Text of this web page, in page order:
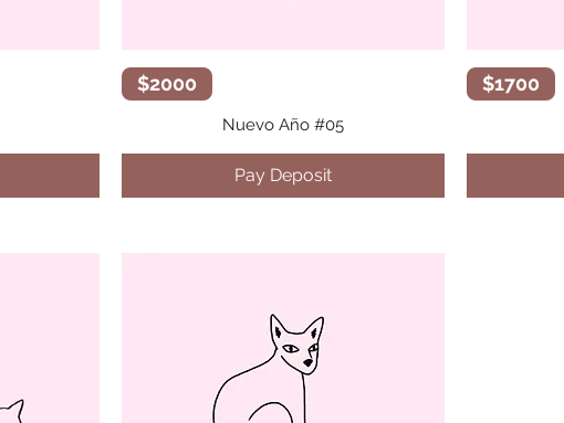
$2000
Nuevo Año #05
Pay Deposit
$1700